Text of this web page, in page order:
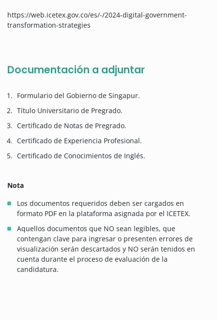
https://web.icetex.gov.co/es/-/2024-digital-government-
transformation-strategies
Documentación a adjuntar
Formulario del Gobierno de Singapur.
Título Universitario de Pregrado.
Certificado de Notas de Pregrado.
Certificado de Experiencia Profesional.
Certificado de Conocimientos de Inglés.
Nota
Los documentos requeridos deben ser cargados en
formato PDF en la plataforma asignada por el ICETEX.
Aquellos documentos que NO sean legibles, que
contengan clave para ingresar o presenten errores de
visualización serán descartados y NO serán tenidos en
cuenta durante el proceso de evaluación de la
candidatura.